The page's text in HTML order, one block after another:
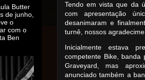
Tendo em vista que da
com apresentação
desanimaram e
turnê, nossos
Inicialmente estava
competente Bike, banda
Graveyard, mas
anunciado também a
Butter
de junho,
o
com o
Ben